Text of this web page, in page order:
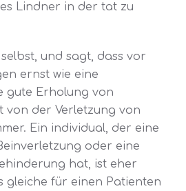
Lindner in der tat zu
und sagt, dass vor
ernst wie eine
gute Erholung von
von der Verletzung von
Ein individual, der eine
oder eine
hat, ist eher
gleiche für einen Patienten